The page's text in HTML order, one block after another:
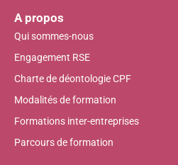
A propos
Qui sommes-nous
Engagement RSE
Charte de déontologie CPF
Modalités de formation
Formations inter-entreprises
Parcours de formation